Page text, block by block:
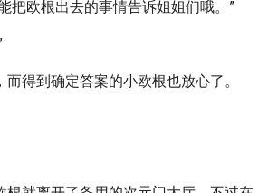
把欧根出去的事情告诉姐姐们哦。”
得到确定答案的小欧根也放心了。